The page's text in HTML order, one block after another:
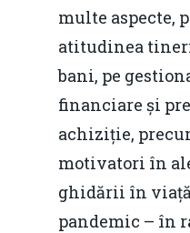
multe aspecte,
atitudinea
bani, pe
financiare și
achiziție,
motivatori în
ghidării în
pandemic – în